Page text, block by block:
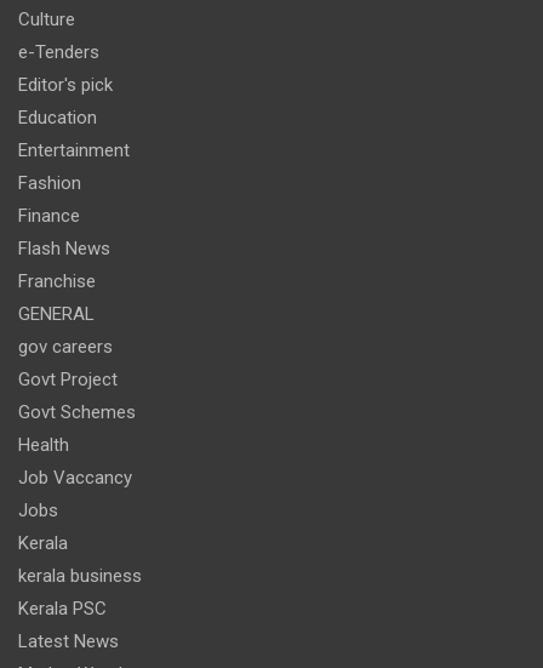
Culture
e-Tenders
Editor's pick
Education
Entertainment
Fashion
Finance
Flash News
Franchise
GENERAL
gov careers
Govt Project
Govt Schemes
Health
Job Vaccancy
Jobs
Kerala
kerala business
Kerala PSC
Latest News